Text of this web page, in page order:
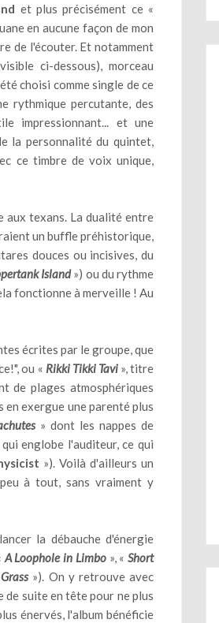
et plus précisément ce «
en aucune façon de mon
de l'écouter. Et notamment
ci-dessous), morceau
choisi comme single de ce
rythmique percutante, des
impressionnant... et une
la personnalité du quintet,
ce timbre de voix unique,
aux texans. La dualité entre
un buffle préhistorique,
douces ou incisives, du
Island») ou du rythme
fonctionne à merveille ! Au
écrites par le groupe, que
ou « Rikki Tikki Tavi », titre
de plages atmosphériques
en exergue une parenté plus
» dont les nappes de
englobe l'auditeur, ce qui
»). Voilà d'ailleurs un
à tout, sans vraiment y
la débauche d'énergie
A Loophole in Limbo», «Short
»). On y retrouve avec
de suite en tête pour ne plus
énervés, l'album bénéficie